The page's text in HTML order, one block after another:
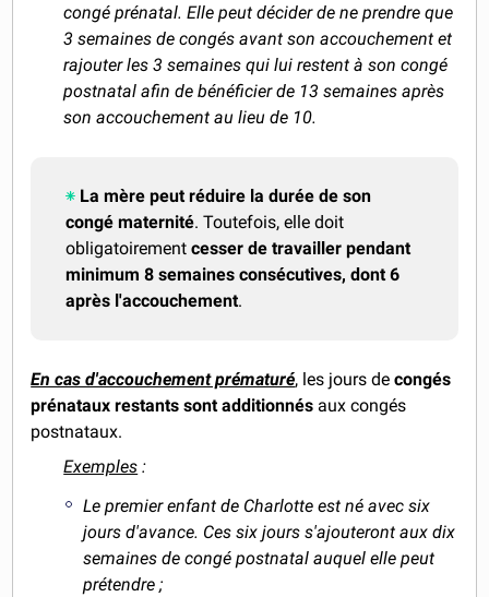
congé prénatal. Elle peut décider de ne prendre que
3 semaines de congés avant son accouchement et
rajouter les 3 semaines qui lui restent à son congé
postnatal afin de bénéficier de 13 semaines après
son accouchement au lieu de 10.
La mère peut réduire la durée de son
congé maternité. Toutefois, elle doit
obligatoirementcesser de travailler pendant
minimum 8 semaines consécutives, dont 6
après l'accouchement.
En cas d'accouchement prématuré, les jours decongés
prénataux restants sont additionnés aux congés
postnataux.
Exemples :
Le premier enfant de Charlotte est né avec six
jours d'avance. Ces six jours s'ajouteront aux dix
semaines de congé postnatal auquel elle peut
prétendre ;